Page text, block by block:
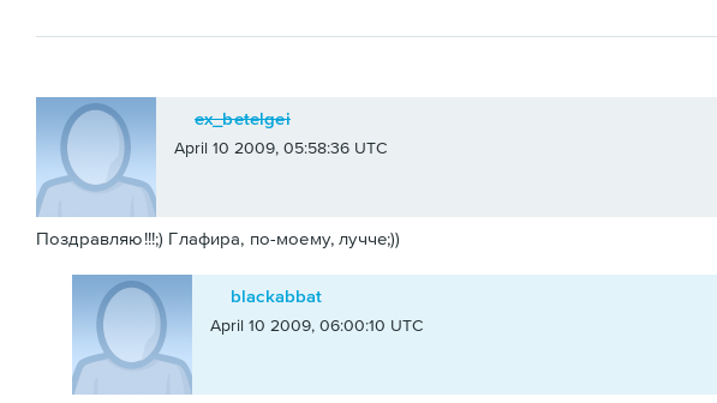
ex_betelgei
April 10 2009, 05:58:36 UTC
Поздравляю!!!;) Глафира, по-моему, лучче;))
blackabbat
April 10 2009, 06:00:10 UTC